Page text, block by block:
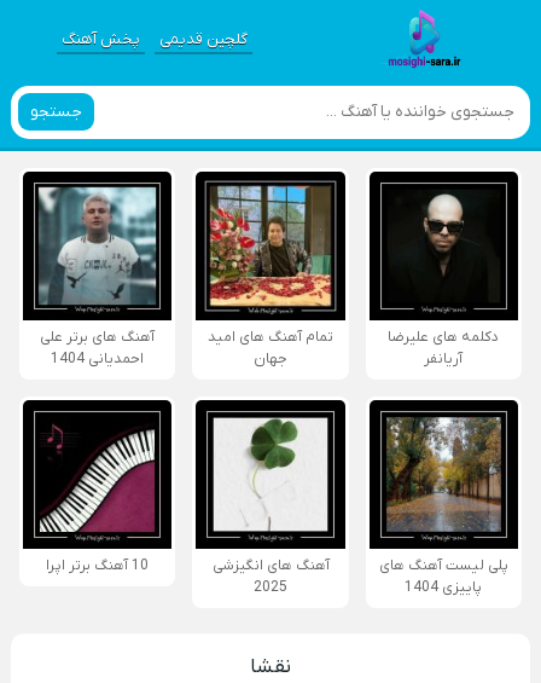
گلچین قدیمی پخش آهنگ
جستجو
دکلمه های علیرضا
آریانفر
تمام آهنگ های امید
جهان
آهنگ های برتر علی
احمدیانی 1404
پلی لیست آهنگ های
پاییزی 1404
آهنگ های انگیزشی
2025
10 آهنگ برتر اپرا
نقشا